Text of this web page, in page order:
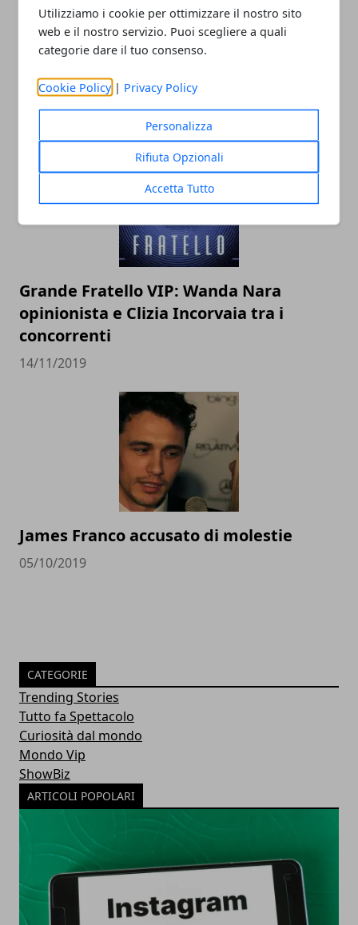
Utilizziamo i cookie per ottimizzare il nostro sito
web e il nostro servizio. Puoi scegliere a quali
categorie dare il tuo consenso.
Cookie Policy | Privacy Policy
Personalizza
Rifiuta Opzionali
Accetta Tutto
indossato i vip
Grande Fratello VIP: Wanda Nara
opinionista e Clizia Incorvaia tra i
concorrenti
14/11/2019
James Franco accusato di molestie
05/10/2019
CATEGORIE
Trending Stories
Tutto fa Spettacolo
Curiosità dal mondo
Mondo Vip
ShowBiz
ARTICOLI POPOLARI